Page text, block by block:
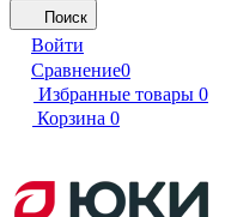
Поиск
Войти
Сравнение0
Избранные товары 0
Корзина 0